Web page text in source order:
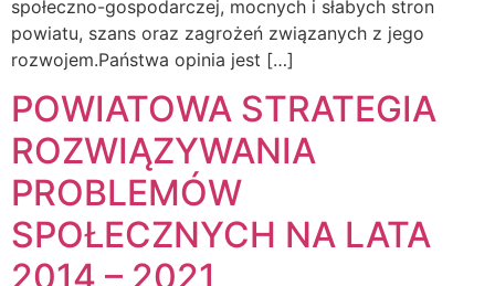
społeczno-gospodarczej, mocnych i słabych stron
powiatu, szans oraz zagrożeń związanych z jego
rozwojem.Państwa opinia jest […]
POWIATOWA STRATEGIA
ROZWIĄZYWANIA
PROBLEMÓW
SPOŁECZNYCH NA LATA
2014 – 2021